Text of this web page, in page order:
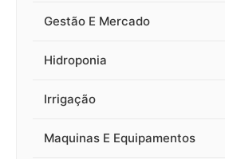
Gestão E Mercado
Hidroponia
Irrigação
Maquinas E Equipamentos